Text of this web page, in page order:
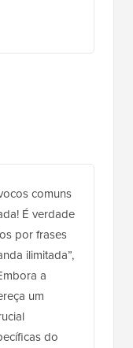
comuns
É verdade
por frases
ilimitada”,
a
um
do